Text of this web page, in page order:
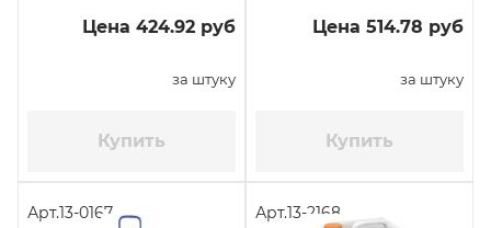
Цена 424.92 руб
за штуку
Купить
Цена 514.78 руб
за штуку
Купить
Арт.13-0167 Арт.13-2168